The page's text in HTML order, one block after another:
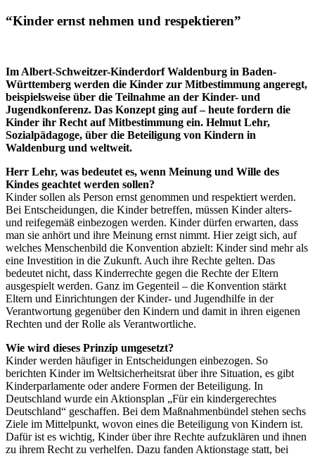
“Kinder ernst nehmen und respektieren”
Im Albert-Schweitzer-Kinderdorf Waldenburg in Baden-
Württemberg werden die Kinder zur Mitbestimmung angeregt,
beispielsweise über die Teilnahme an der Kinder- und
Jugendkonferenz. Das Konzept ging auf – heute fordern die
Kinder ihr Recht auf Mitbestimmung ein. Helmut Lehr,
Sozialpädagoge, über die Beteiligung von Kindern in
Waldenburg und weltweit.
Herr Lehr, was bedeutet es, wenn Meinung und Wille des
Kindes geachtet werden sollen?
Kinder sollen als Person ernst genommen und respektiert werden.
Bei Entscheidungen, die Kinder betreffen, müssen Kinder alters-
und reifegemäß einbezogen werden. Kinder dürfen erwarten, dass
man sie anhört und ihre Meinung ernst nimmt. Hier zeigt sich, auf
welches Menschenbild die Konvention abzielt: Kinder sind mehr als
eine Investition in die Zukunft. Auch ihre Rechte gelten. Das
bedeutet nicht, dass Kinderrechte gegen die Rechte der Eltern
ausgespielt werden. Ganz im Gegenteil – die Konvention stärkt
Eltern und Einrichtungen der Kinder- und Jugendhilfe in der
Verantwortung gegenüber den Kindern und damit in ihren eigenen
Rechten und der Rolle als Verantwortliche.
Wie wird dieses Prinzip umgesetzt?
Kinder werden häufiger in Entscheidungen einbezogen. So
berichten Kinder im Weltsicherheitsrat über ihre Situation, es gibt
Kinderparlamente oder andere Formen der Beteiligung. In
Deutschland wurde ein Aktionsplan „Für ein kindergerechtes
Deutschland“ geschaffen. Bei dem Maßnahmenbündel stehen sechs
Ziele im Mittelpunkt, wovon eines die Beteiligung von Kindern ist.
Dafür ist es wichtig, Kinder über ihre Rechte aufzuklären und ihnen
zu ihrem Recht zu verhelfen. Dazu fanden Aktionstage statt, bei